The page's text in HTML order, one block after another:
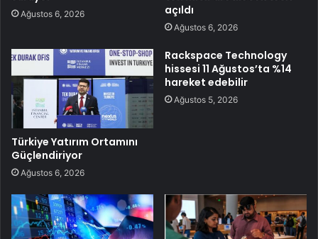
Ağustos 6, 2026
açıldı
Ağustos 6, 2026
Türkiye Yatırım Ortamını
Güçlendiriyor
Ağustos 6, 2026
Rackspace Technology
hissesi 11 Ağustos’ta %14
hareket edebilir
Ağustos 5, 2026